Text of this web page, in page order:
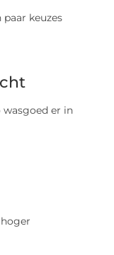
keuzes
er in